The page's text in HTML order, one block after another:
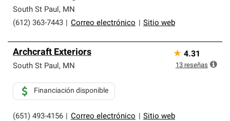
South St Paul, MN
(612) 363-7443
Correo electrónico Sitio web
Archcraft Exteriors
South St Paul, MN
(651) 493-4156 Correo electrónico Sitio web
Financiación disponible
★ 4.31
13 reseñas